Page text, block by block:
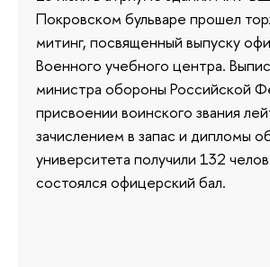
Покровском бульваре прошел
митинг, посвященный выпуску
Военного учебного центра.
министра обороны Российской
присвоении воинского звания
зачислением в запас и дипломы
университета получили 132
состоялся офицерский бал.